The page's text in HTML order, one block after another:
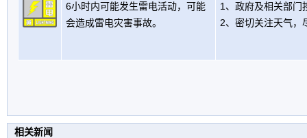
6小时内可能发生雷电活动，可能
会造成雷电灾害事故。
1、政府及相关部门
2、密切关注天气，
相关新闻